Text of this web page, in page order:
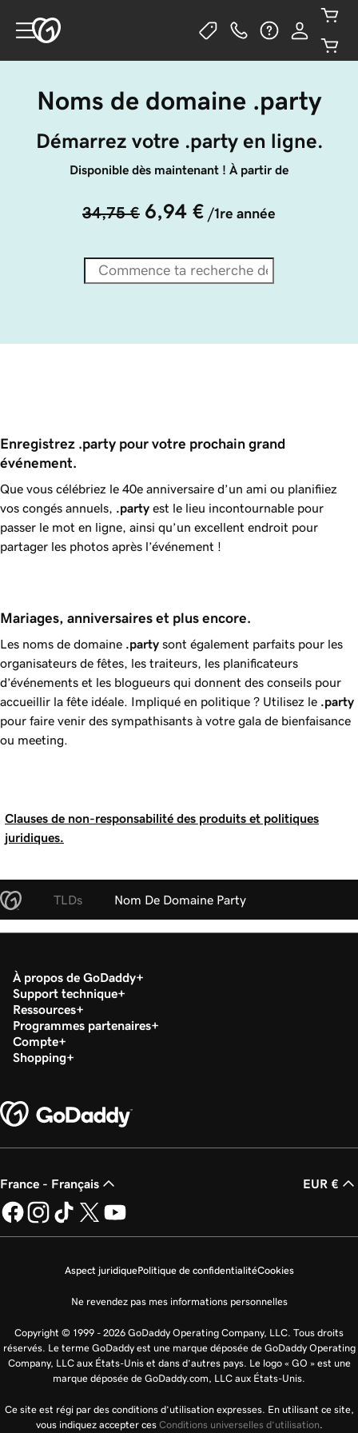
Noms de domaine .party
Démarrez votre .party en ligne.
Disponible dès maintenant ! À partir de
34,75 € 6,94 € /1re année
Enregistrez .party pour votre prochain grand
événement.
Que vous célébriez le 40e anniversaire d’un ami ou planifiiez
vos congés annuels,
.party est le lieu incontournable pour
passer le mot en ligne, ainsi qu’un excellent endroit pour
partager les photos après l’événement !
Mariages, anniversaires et plus encore.
Les noms de domaine .party sont également parfaits pour les
organisateurs de fêtes, les traiteurs, les planificateurs
d’événements et les blogueurs qui donnent des conseils pour
accueillir la fête idéale. Impliqué en politique ? Utilisez le .party
pour faire venir des sympathisants à votre gala de bienfaisance
ou meeting.
Clauses de non-responsabilité des produits et politiques
juridiques.
TLDs Nom De Domaine Party
À propos de GoDaddy
Support technique
Ressources
Programmes partenaires
Compte
Shopping
France - Français EUR €
Aspect juridiquePolitique de confidentialitéCookies
Ne revendez pas mes informations personnelles
Copyright © 1999 - 2026 GoDaddy Operating Company, LLC. Tous droits
réservés. Le terme GoDaddy est une marque déposée de GoDaddy Operating
Company, LLC aux États-Unis et dans d’autres pays. Le logo « GO » est une
marque déposée de GoDaddy.com, LLC aux États-Unis.
Ce site est régi par des conditions d’utilisation expresses. En utilisant ce site,
vous indiquez accepter ces Conditions universelles d’utilisation.